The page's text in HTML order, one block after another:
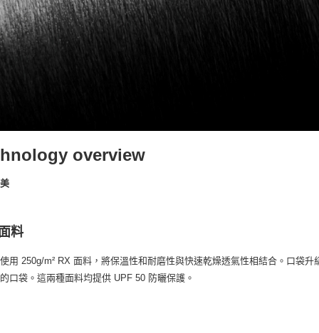
overview
料
用 250g/m² RX 面料，將保溫性和耐磨性與快速乾燥透氣性相結合。口袋
口袋。這兩種面料均提供 UPF 50 防曬保護。